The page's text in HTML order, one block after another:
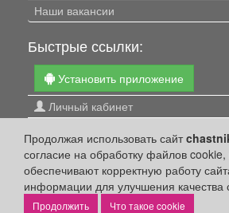
Продолжая использовать сайт
согласие на обработку файлов cookie,
обеспечивают корректную работу
информации для улучшения качества
Что такое cookie
Наши вакансии
Быстрые ссылки:
Установить приложение
Личный кабинет
Подать объявление в газету
Поздравить
Скачать газету "Частник-М"